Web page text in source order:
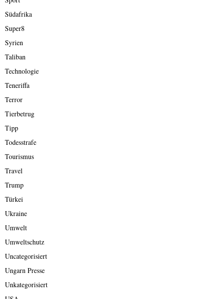
Südafrika
Super8
Syrien
Taliban
Technologie
Teneriffa
Terror
Tierbetrug
Tipp
Todesstrafe
Tourismus
Travel
Trump
Türkei
Ukraine
Umwelt
Umweltschutz
Uncategorisiert
Ungarn Presse
Unkategorisiert